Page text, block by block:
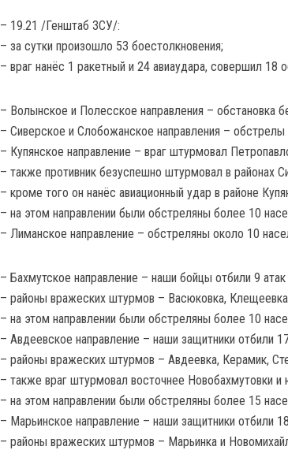
– 19.21 /Генштаб ЗСУ/:
– за сутки произошло 53 боестолкновения;
– враг нанёс 1 ракетный и 24 авиаудара, совершил 18
– Волынское и Полесское направления – обстановка
– Сиверское и Слобожанское направления – обстрелы
– Купянское направление – враг штурмовал
– также противник безуспешно штурмовал в районах
– кроме того он нанёс авиационный удар в районе
– на этом направлении были обстреляны более 10
– Лиманское направление – обстреляны около 10
– Бахмутское направление – наши бойцы отбили 9 атак
– районы вражеских штурмов – Васюковка,
– на этом направлении были обстреляны более 10
– Авдеевское направление – наши защитники отбили
– районы вражеских штурмов – Авдеевка, Керамик,
– также враг штурмовал восточнее Новобахмутовки и
– на этом направлении были обстреляны более 15
– Марьинское направление – наши защитники отбили
– районы вражеских штурмов – Марьинка и